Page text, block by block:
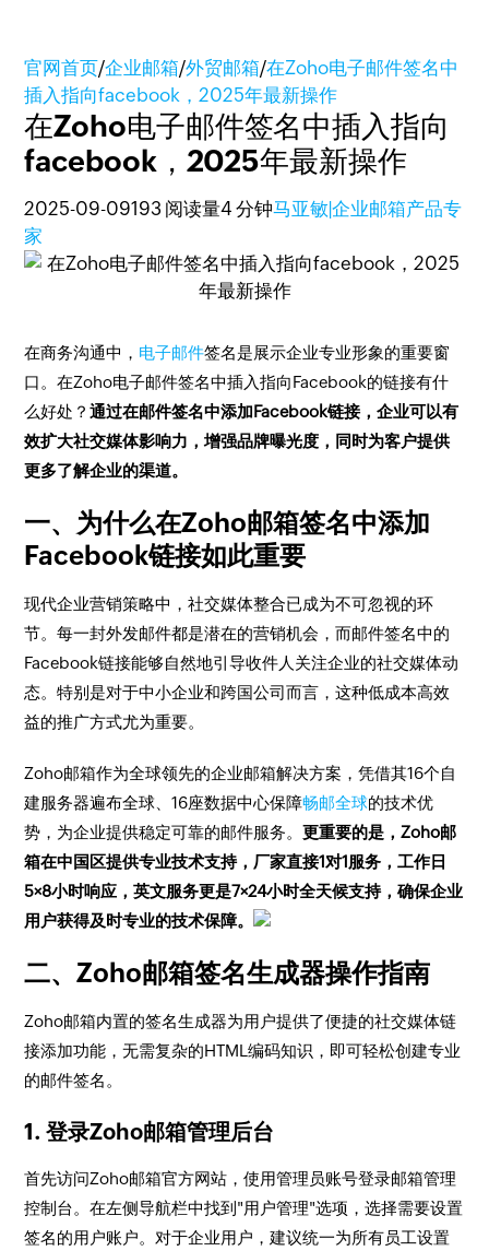
官网首页/企业邮箱/外贸邮箱/在Zoho电子邮件签名中
插入指向facebook，2025年最新操作
在Zoho电子邮件签名中插入指向
facebook，2025年最新操作
2025-09-09193 阅读量4 分钟马亚敏|企业邮箱产品专
家
在商务沟通中， 电子邮件签名是展示企业专业形象的重要窗
口。在Zoho电子邮件签名中插入指向Facebook的链接有什
么好处？通过在邮件签名中添加Facebook链接，企业可以有
效扩大社交媒体影响力，增强品牌曝光度，同时为客户提供
更多了解企业的渠道。
一、为什么在Zoho邮箱签名中添加
Facebook链接如此重要
现代企业营销策略中，社交媒体整合已成为不可忽视的环
节。每一封外发邮件都是潜在的营销机会，而邮件签名中的
Facebook链接能够自然地引导收件人关注企业的社交媒体动
态。特别是对于中小企业和跨国公司而言，这种低成本高效
益的推广方式尤为重要。
Zoho邮箱作为全球领先的企业邮箱解决方案，凭借其16个自
建服务器遍布全球、16座数据中心保障畅邮全球的技术优
势，为企业提供稳定可靠的邮件服务。更重要的是，Zoho邮
箱在中国区提供专业技术支持，厂家直接1对1服务，工作日
5×8小时响应，英文服务更是7×24小时全天候支持，确保企业
用户获得及时专业的技术保障。
二、Zoho邮箱签名生成器操作指南
Zoho邮箱内置的签名生成器为用户提供了便捷的社交媒体链
接添加功能，无需复杂的HTML编码知识，即可轻松创建专业
的邮件签名。
1. 登录Zoho邮箱管理后台
首先访问Zoho邮箱官方网站，使用管理员账号登录邮箱管理
控制台。在左侧导航栏中找到"用户管理"选项，选择需要设置
签名的用户账户。对于企业用户，建议统一为所有员工设置